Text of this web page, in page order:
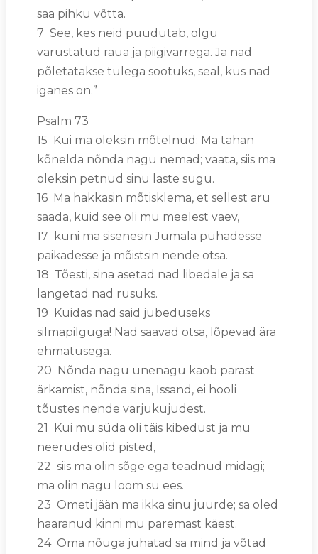
saa pihku võtta.
7 See, kes neid puudutab, olgu
varustatud raua ja piigivarrega. Ja nad
põletatakse tulega sootuks, seal, kus nad
iganes on.”
Psalm 73
15 Kui ma oleksin mõtelnud: Ma tahan
kõnelda nõnda nagu nemad; vaata, siis ma
oleksin petnud sinu laste sugu.
16 Ma hakkasin mõtisklema, et sellest aru
saada, kuid see oli mu meelest vaev,
17 kuni ma sisenesin Jumala pühadesse
paikadesse ja mõistsin nende otsa.
18 Tõesti, sina asetad nad libedale ja sa
langetad nad rusuks.
19 Kuidas nad said jubeduseks
silmapilguga! Nad saavad otsa, lõpevad ära
ehmatusega.
20 Nõnda nagu unenägu kaob pärast
ärkamist, nõnda sina, Issand, ei hooli
tõustes nende varjukujudest.
21 Kui mu süda oli täis kibedust ja mu
neerudes olid pisted,
22 siis ma olin sõge ega teadnud midagi;
ma olin nagu loom su ees.
23 Ometi jään ma ikka sinu juurde; sa oled
haaranud kinni mu paremast käest.
24 Oma nõuga juhatad sa mind ja võtad